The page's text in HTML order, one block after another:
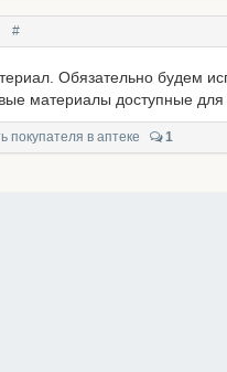
#
Обязательно будем
материалы доступные
покупателя в аптеке 1